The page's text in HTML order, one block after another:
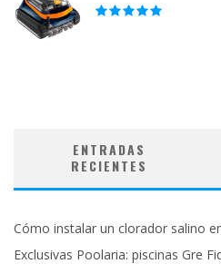
ENTRADAS
RECIENTES
Cómo instalar un clorador salino
Exclusivas Poolaria: piscinas Gre